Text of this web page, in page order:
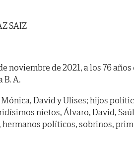
SAIZ
noviembre de 2021, a los 76 años
B. A.
David y Ulises; hijos
nietos, Álvaro, David,
hermanos políticos, sobrinos,